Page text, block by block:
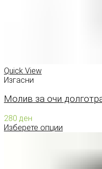
Quick View
Изгасни
Молив за очи
280 ден
Изберете опции